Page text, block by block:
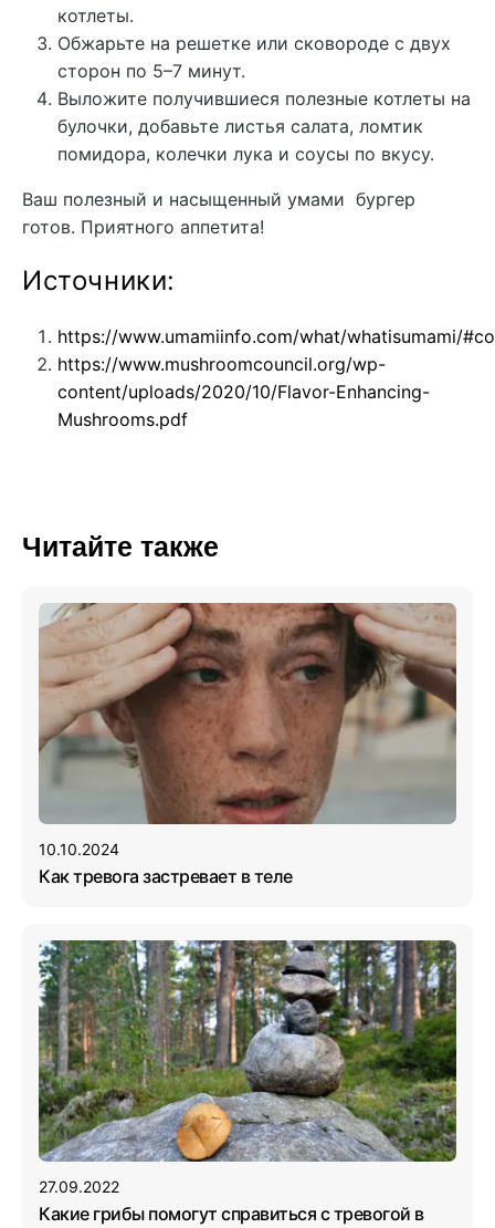
котлеты.
Обжарьте на решетке или сковороде с двух
сторон по 5–7 минут.
Выложите получившиеся полезные котлеты на
булочки, добавьте листья салата, ломтик
помидора, колечки лука и соусы по вкусу.
Ваш полезный и насыщенный умами бургер
готов. Приятного аппетита!
Источники:
https://www.umamiinfo.com/what/whatisumami/
https://www.mushroomcouncil.org/wp-
content/uploads/2020/10/Flavor-Enhancing-
Mushrooms.pdf
Читайте также
10.10.2024
Как тревога застревает в теле
27.09.2022
Какие грибы помогут справиться с тревогой в